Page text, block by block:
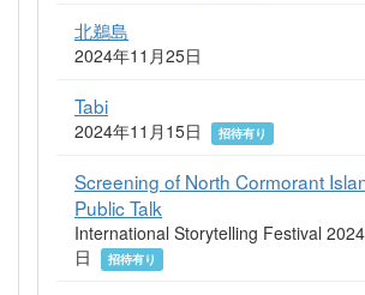
北鵜島
2024年11月25日
Tabi
2024年11月15日 招待有り
Screening of North Cormorant
Public Talk
International Storytelling Festival
日
招待有り